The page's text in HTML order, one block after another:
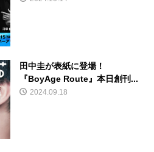
田中圭が表紙に登場！
『BoyAge Route』本日創刊...
2024.09.18